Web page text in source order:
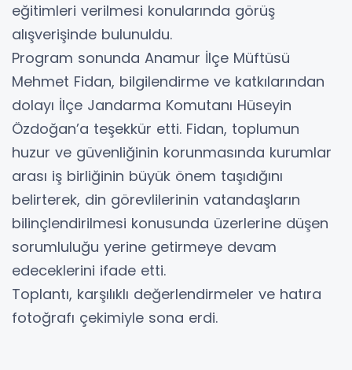
eğitimleri verilmesi konularında görüş
alışverişinde bulunuldu.
Program sonunda Anamur İlçe Müftüsü
Mehmet Fidan, bilgilendirme ve katkılarından
dolayı İlçe Jandarma Komutanı Hüseyin
Özdoğan’a teşekkür etti. Fidan, toplumun
huzur ve güvenliğinin korunmasında kurumlar
arası iş birliğinin büyük önem taşıdığını
belirterek, din görevlilerinin vatandaşların
bilinçlendirilmesi konusunda üzerlerine düşen
sorumluluğu yerine getirmeye devam
edeceklerini ifade etti.
Toplantı, karşılıklı değerlendirmeler ve hatıra
fotoğrafı çekimiyle sona erdi.